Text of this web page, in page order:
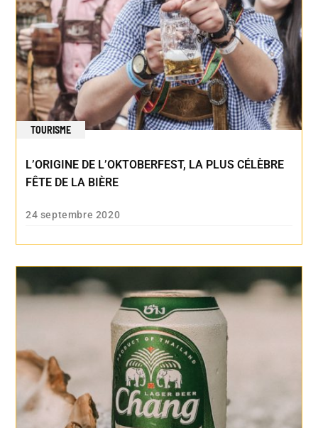
TOURISME
L’ORIGINE DE L’OKTOBERFEST, LA PLUS CÉLÈBRE
FÊTE DE LA BIÈRE
24 septembre 2020